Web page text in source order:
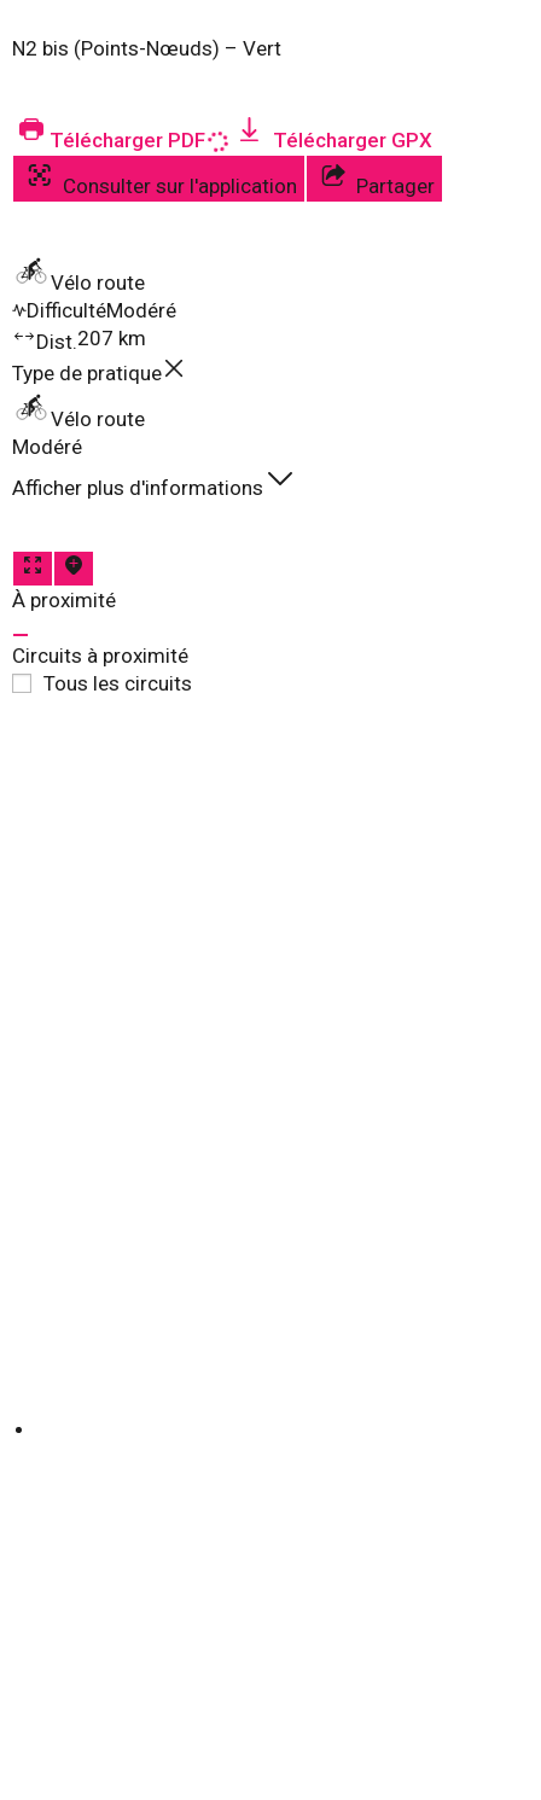
N2 bis (Points-Nœuds) – Vert
Télécharger PDF
Télécharger GPX
Consulter sur l'application
Partager
Vélo route
DifficultéModéré
Dist.207 km
Type de pratique
Vélo route
Modéré
Afficher plus d'informations
À proximité
Circuits à proximité
Tous les circuits